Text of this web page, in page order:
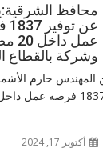
محافظ
عمل
وشركة بالقطاع
حازم
أكتوبر 17, 2024